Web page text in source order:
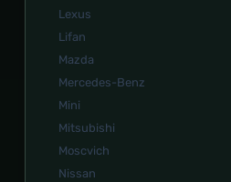
Lexus
Lifan
Mazda
Mercedes-Benz
Mini
Mitsubishi
Moscvich
Nissan